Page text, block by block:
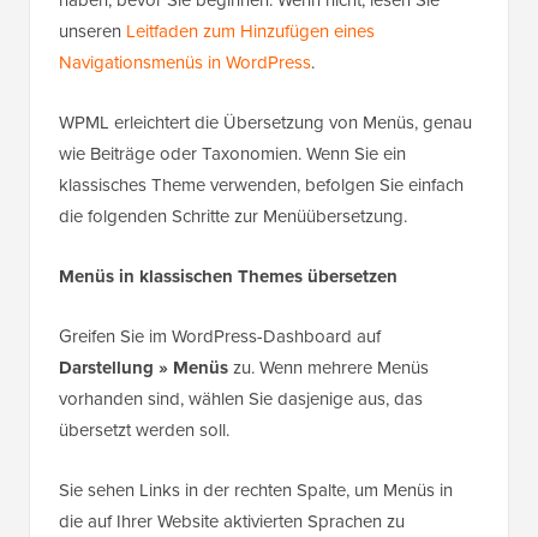
unseren Leitfaden zum Hinzufügen eines
Navigationsmenüs in WordPress.
WPML erleichtert die Übersetzung von Menüs, genau
wie Beiträge oder Taxonomien. Wenn Sie ein
klassisches Theme verwenden, befolgen Sie einfach
die folgenden Schritte zur Menüübersetzung.
Menüs in klassischen Themes übersetzen
Greifen Sie im WordPress-Dashboard auf
Darstellung » Menüszu. Wenn mehrere Menüs
vorhanden sind, wählen Sie dasjenige aus, das
übersetzt werden soll.
Sie sehen Links in der rechten Spalte, um Menüs in
die auf Ihrer Website aktivierten Sprachen zu